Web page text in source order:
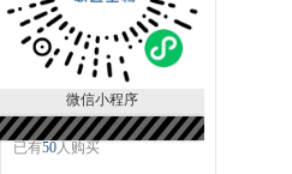
微信小程序
Hep-G2/2.2.15细胞专用培养基
LM8CM0594
￥650.00
已有50人购买